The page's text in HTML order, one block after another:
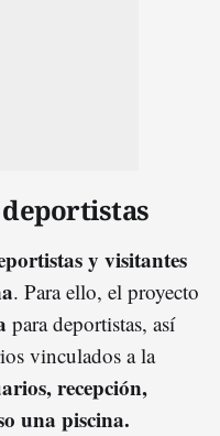
y visitantes
. Para ello, el proyecto
para deportistas, así
vinculados a la
recepción,
una piscina.